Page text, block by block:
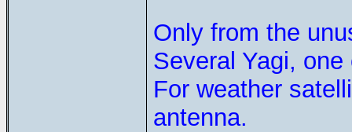
Only from the
Several Yagi,
For weather
antenna.